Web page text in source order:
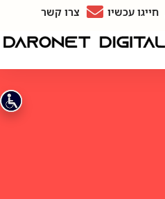
חייגו עכשיו צרו קשר